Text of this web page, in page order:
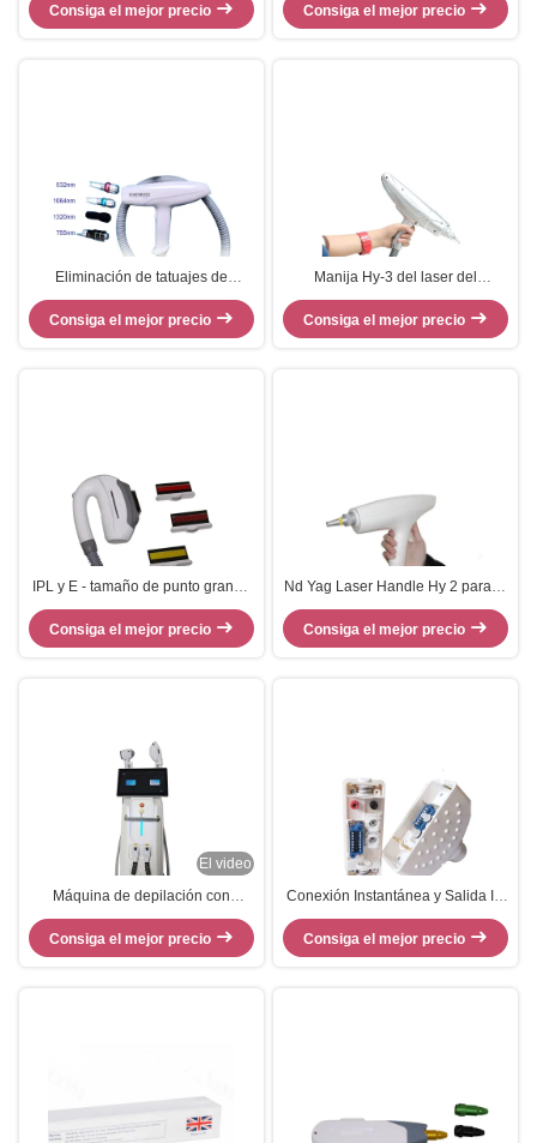
Manipulación con láser Nd Yag
Consiga el mejor precio Consiga el mejor precio
Eliminación de tatuajes de
pigmento ABS de mano 532nm
Nd Yad Laser
Consiga el mejor precio
Manija Hy-3 del laser del
tatuaje/del retiro del pigmento con
el laser de Yag técnico para
médico
Consiga el mejor precio
IPL y E - tamaño de punto grande
del pelo del retiro del laser del
pedazo ligero de la manija
15*50m m
Consiga el mejor precio
Nd Yag Laser Handle Hy 2 para la
eliminación de la tensión con
doble longitud de onda
Consiga el mejor precio
El video
Máquina de depilación con
enlace de pantalla de mango
láser 2 en 1 Shr Ipl Elight 808
Consiga el mejor precio
Conexión Instantánea y Salida Ipl
Manilla Conector Cuadrado Para
la Máquina de Belleza CC 4
Consiga el mejor precio